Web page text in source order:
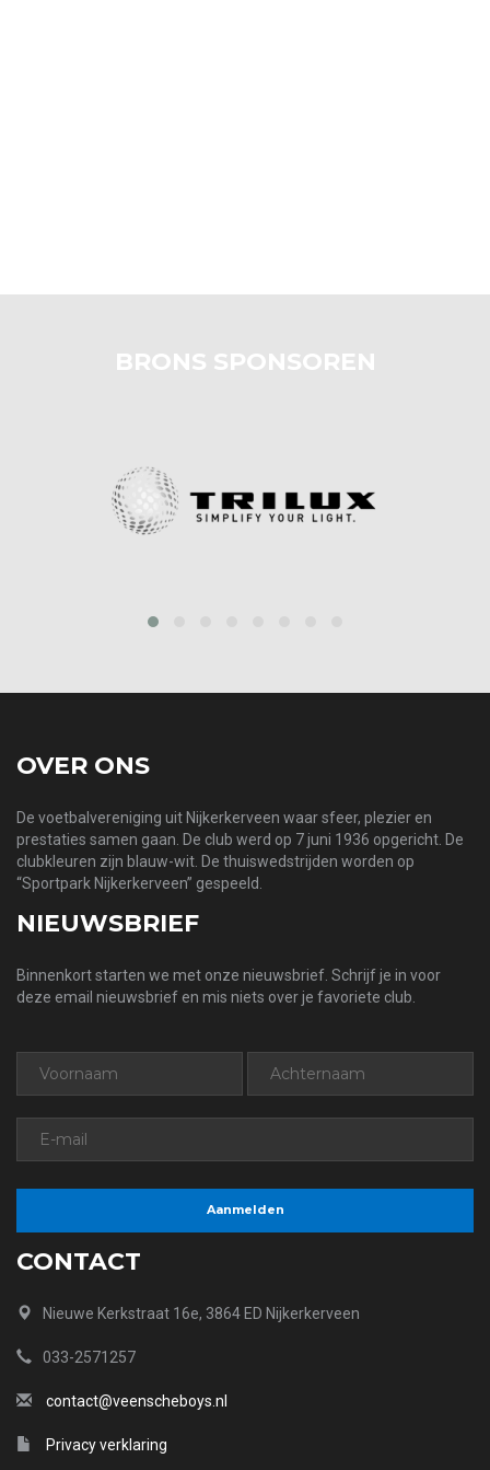
BRONS SPONSOREN
OVER ONS
De voetbalvereniging uit Nijkerkerveen waar sfeer, plezier en
prestaties samen gaan. De club werd op 7 juni 1936 opgericht. De
clubkleuren zijn blauw-wit. De thuiswedstrijden worden op
“Sportpark Nijkerkerveen” gespeeld.
NIEUWSBRIEF
Binnenkort starten we met onze nieuwsbrief. Schrijf je in voor
deze email nieuwsbrief en mis niets over je favoriete club.
CONTACT
Nieuwe Kerkstraat 16e, 3864 ED Nijkerkerveen
033-2571257
contact@veenscheboys.nl
Privacy verklaring